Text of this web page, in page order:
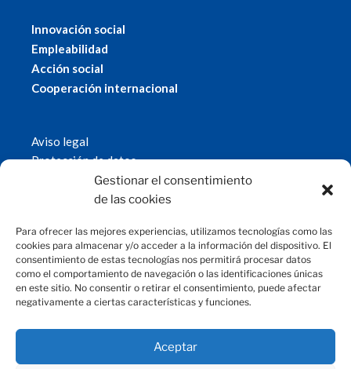
Gestionar el consentimiento
de las cookies
Para ofrecer las mejores experiencias, utilizamos tecnologías como las
cookies para almacenar y/o acceder a la información del dispositivo. El
consentimiento de estas tecnologías nos permitirá procesar datos
como el comportamiento de navegación o las identificaciones únicas
en este sitio. No consentir o retirar el consentimiento, puede afectar
negativamente a ciertas características y funciones.
Aceptar
Innovación social
Empleabilidad
Acción social
Cooperación internacional
Aviso legal
Protección de datos
Política de cookies
© 2019 Fundación Magtel.
CONTACTO
fundacion@magtel.es
Parque Empresarial Las Quemadas
C/Gabriel Ramos Bejarano, 114
14014 Córdoba